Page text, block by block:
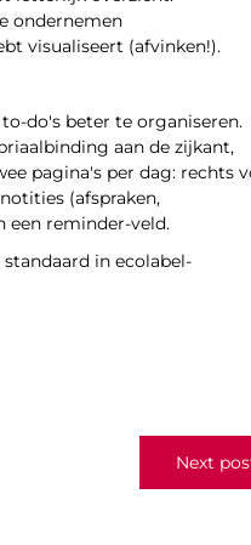
ondernemen
visualiseert (afvinken!).
do's beter te organiseren.
aan de zijkant,
pagina's per dag: rechts
(afspraken,
een reminder-veld.
in ecolabel-
Next